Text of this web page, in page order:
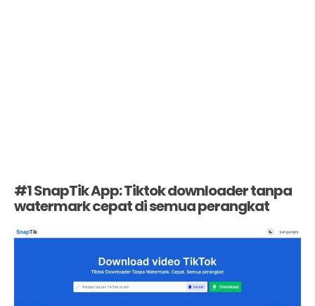
#1 SnapTik App: Tiktok downloader tanpa
watermark cepat di semua perangkat